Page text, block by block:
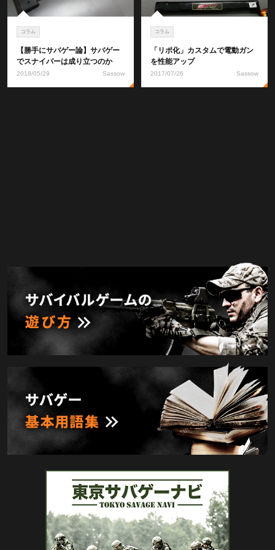
コラム
【勝手にサバゲー論】サバゲー
でスナイパーは成り立つのか
2018/05/29 Sassow
コラム
「リポ化」カスタムで電動ガン
を性能アップ
2017/07/26 Sassow